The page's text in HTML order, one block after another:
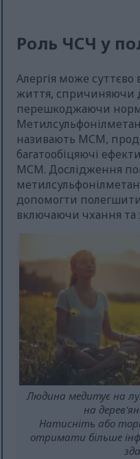
Роль ЧСЧ у
Алергія може
життя, спричиняючи
перешкоджаючи
називають МСМ,
багатообіцяючі
МСМ. Дослідження
допомогти
включаючи чхання та
Людина медитує на
на
Натисніть або
отримати більше